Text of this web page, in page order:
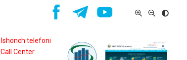
Ishonch telefoni
Call Center